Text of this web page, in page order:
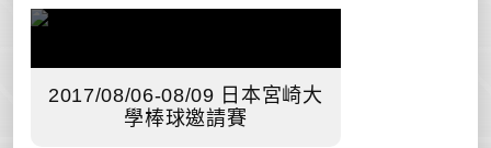
2017/08/06-08/09 日本宮崎大
學棒球邀請賽